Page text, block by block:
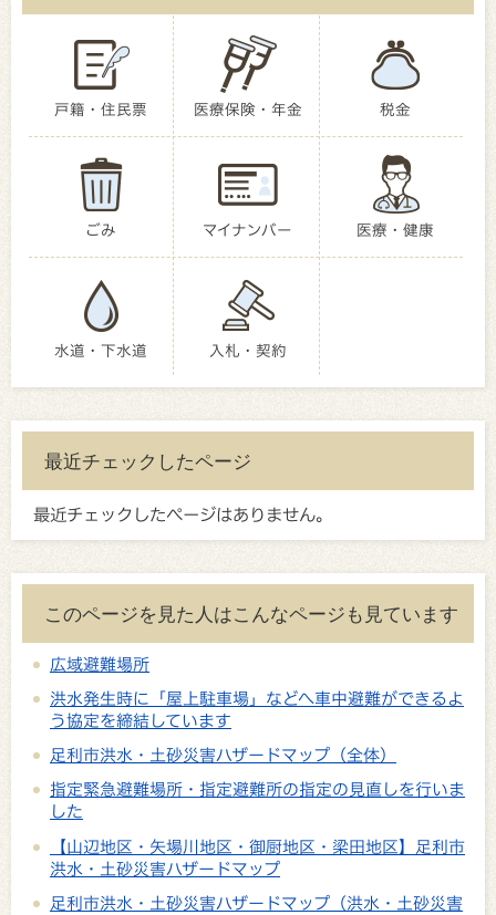
戸籍・住民票 医療保険・年金 税金
ごみ マイナンバー 医療・健康
水道・下水道 入札・契約
最近チェックしたページ
最近チェックしたページはありません。
このページを見た人はこんなページも見ています
広域避難場所
洪水発生時に「屋上駐車場」などへ車中避難ができるよ
う協定を締結しています
足利市洪水・土砂災害ハザードマップ（全体）
指定緊急避難場所・指定避難所の指定の見直しを行いま
した
【山辺地区・矢場川地区・御厨地区・梁田地区】足利市
洪水・土砂災害ハザードマップ
足利市洪水・土砂災害ハザードマップ（洪水・土砂災害